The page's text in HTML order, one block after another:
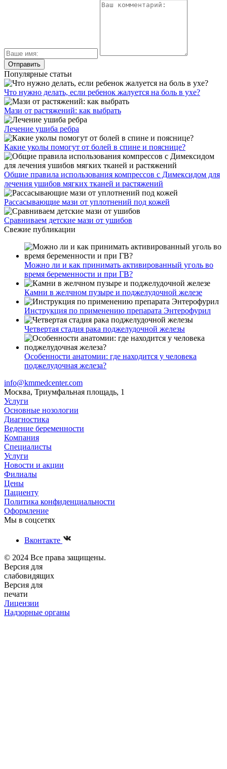
Популярные статьи
Что нужно делать, если ребенок жалуется на боль в ухе?
Мази от растяжений: как выбрать
Лечение ушиба ребра
Какие уколы помогут от болей в спине и пояснице?
Общие правила использования компрессов с Димексидом для
лечения ушибов мягких тканей и растяжений
Рассасывающие мази от уплотнений под кожей
Сравниваем детские мази от ушибов
Свежие публикации
Можно ли и как принимать активированный уголь во
время беременности и при ГВ?
Камни в желчном пузыре и поджелудочной железе
Инструкция по применению препарата Энтерофурил
Четвертая стадия рака поджелудочной железы
Особенности анатомии: где находится у человека
поджелудочная железа?
info@kmmedcenter.com
Москва, Триумфальная площадь, 1
Услуги
Основные нозологии
Диагностика
Ведение беременности
Компания
Специалисты
Услуги
Новости и акции
Филиалы
Цены
Пациенту
Политика конфиденциальности
Оформление
Мы в соцсетях
Вконтакте
© 2024 Все права защищены.
Версия для
слабовидящих
Версия для
печати
Лицензии
Надзорные органы